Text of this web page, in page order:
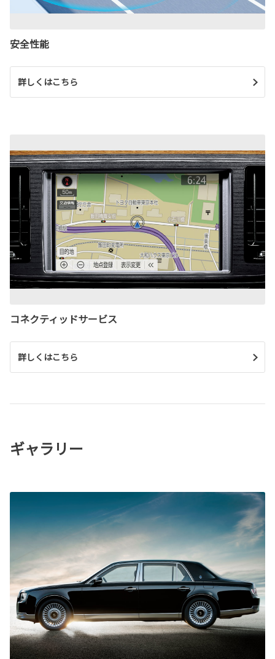
安全性能
詳しくはこちら
コネクティッドサービス
詳しくはこちら
ギャラリー